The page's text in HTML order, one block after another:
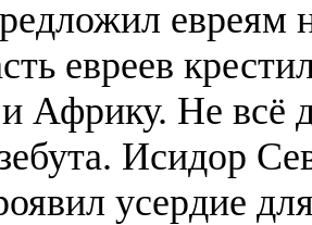
евреям
евреев
Африку. Не всё
Исидор
усердие